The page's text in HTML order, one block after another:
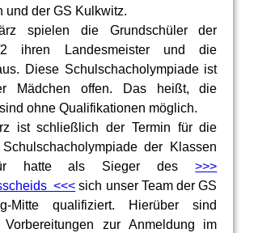
und der GS Kulkwitz.
spielen die Grundschüler der
2 ihren Landesmeister und die
Diese Schulschacholympiade ist
Mädchen offen. Das heißt, die
ohne Qualifikationen möglich.
ist schließlich der Termin für die
der Klassen
hatte als Sieger des>>>
<<< sich unser Team der GS
Mitte qualifiziert. Hierüber sind
zur Anmeldung im